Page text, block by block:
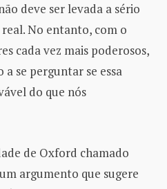
deve ser levada a sério
No entanto, com o
cada vez mais poderosos,
se perguntar se essa
do que nós
de Oxford chamado
argumento que sugere